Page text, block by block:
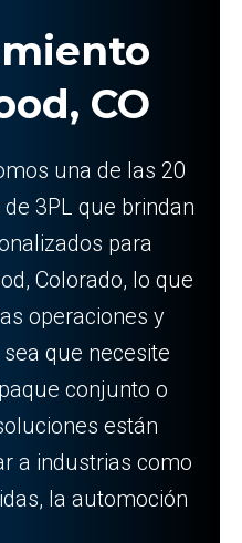
CO
una de las 20
3PL que brindan
para
Colorado, lo que
operaciones y
que necesite
conjunto o
están
a industrias como
la automoción